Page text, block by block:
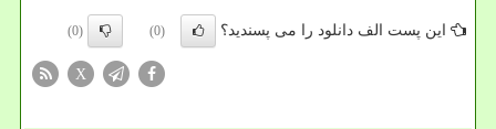
این پست الف دانلود را می پسندید؟ (0)
(0)
X